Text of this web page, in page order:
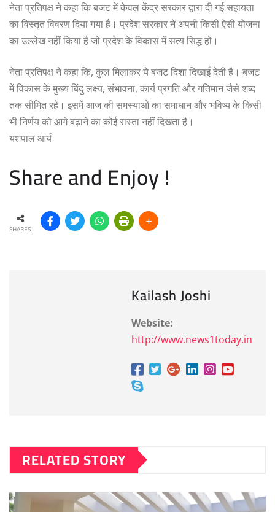
नेता प्रतिपक्ष ने कहा कि बजट में केवल केंद्र सरकार द्वारा दी गई सहायता
का विस्तृत विवरण दिया गया है। प्रदेश सरकार ने अपनी किसी ऐसी योजना
का उल्लेख नहीं किया है जो प्रदेश के विकास में सत्य सिद्ध हो।
नेता प्रतिपक्ष ने कहा कि, कुल मिलाकर ये बजट दिशा दिखाई देती है। बजट
में विकास के मुख्य बिंदु लक्ष्य, संभावना, कार्य प्रगति और गतिमान जैसे शब्द
तक सीमित रहे। इसमें आज की समस्याओं का समाधान और भविष्य के किसी
भी निर्णय को आगे बढ़ाने का कोई रास्ता नहीं दिखता है।
यशपाल आर्य
Share and Enjoy !
SHARES
Kailash Joshi
Website:
http://www.news1today.in
RELATED STORY